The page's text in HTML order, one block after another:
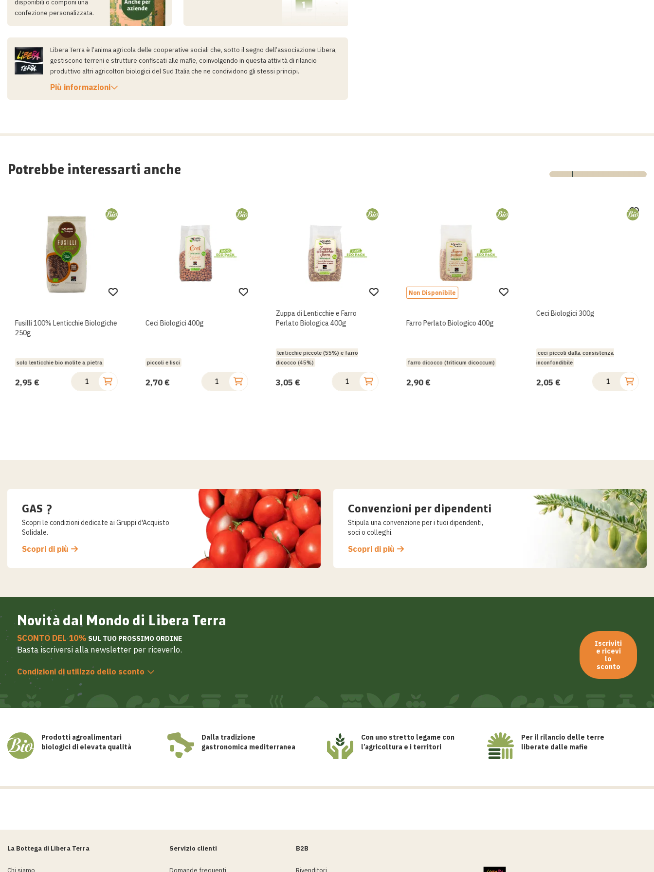
Nome
Titolo
Recensione
disponibili o componi una
confezione personalizzata.
Libera Terra è l’anima agricola delle cooperative sociali che, sotto il segno dell’associazione Libera,
gestiscono terreni e strutture confiscati alle mafie, coinvolgendo in questa attività di rilancio
produttivo altri agricoltori biologici del Sud Italia che ne condividono gli stessi principi.
Più informazioni
Potrebbe interessarti anche
Fusilli 100% Lenticchie Biologiche
250g
solo lenticchie bio molite a pietra
2,95 €
Ceci Biologici 400g
piccoli e lisci
2,70 €
Zuppa di Lenticchie e Farro
Perlato Biologica 400g
lenticchie piccole (55%) e farro
dicocco (45%)
3,05 €
Non Disponibile
Farro Perlato Biologico 400g
farro dicocco (triticum dicoccum)
2,90 €
Ceci Biologici 300g
ceci piccoli dalla consistenza
inconfondibile
2,05 €
GAS ?
Scopri le condizioni dedicate ai Gruppi d'Acquisto
Solidale.
Scopri di più
Convenzioni per dipendenti
Stipula una convenzione per i tuoi dipendenti,
soci o colleghi.
Scopri di più
Novità dal Mondo di Libera Terra
SCONTO DEL 10% SUL TUO PROSSIMO ORDINE
Basta iscriversi alla newsletter per riceverlo.
Condizioni di utilizzo dello sconto
Iscriviti
e ricevi
lo
sconto
Prodotti agroalimentari
biologici di elevata qualità
Dalla tradizione
gastronomica mediterranea
Con uno stretto legame con
l’agricoltura e i territori
Per il rilancio delle terre
liberate dalle mafie
La Bottega di Libera Terra
Chi siamo
Servizio clienti
Domande frequenti
B2B
Rivenditori